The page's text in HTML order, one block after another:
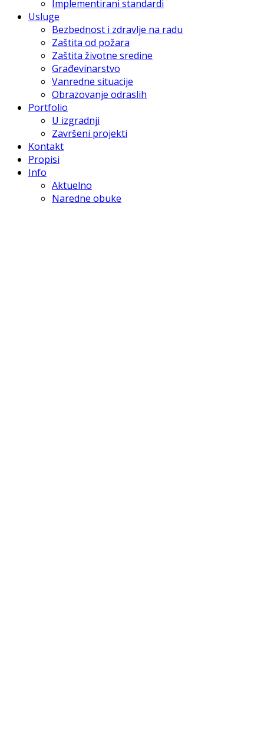
Implementirani standardi
Usluge
Bezbednost i zdravlje na radu
Zaštita od požara
Zaštita životne sredine
Građevinarstvo
Vanredne situacije
Obrazovanje odraslih
Portfolio
U izgradnji
Završeni projekti
Kontakt
Propisi
Info
Aktuelno
Naredne obuke